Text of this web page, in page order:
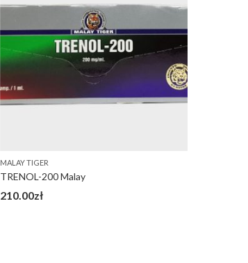
MALAY TIGER
TRENOL-200 Malay
210.00zł